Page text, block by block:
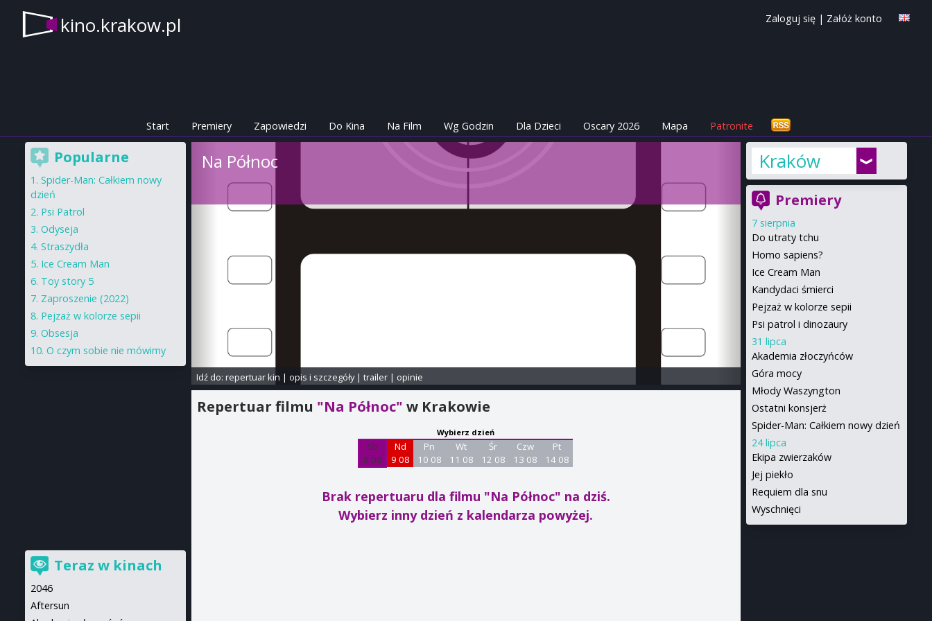
kino.krakow.pl Zaloguj się | Załóż konto
Start Premiery Zapowiedzi Do Kina Na Film Wg Godzin Dla Dzieci Oscary 2026 Mapa Patronite
Na Północ
Idź do: repertuar kin | opis i szczegóły| trailer| opinie
Repertuar filmu "Na Północ"w Krakowie
Wybierz dzień
Sb
8 08
Nd
9 08
Pn
10 08
Wt
11 08
Śr
12 08
Czw
13 08
Pt
14 08
Brak repertuaru dla filmu "Na Północ" na dziś.
Wybierz inny dzień z kalendarza powyżej.
Kraków
Premiery
7 sierpnia
Do utraty tchu
Homo sapiens?
Ice Cream Man
Kandydaci śmierci
Pejzaż w kolorze sepii
Psi patrol i dinozaury
31 lipca
Akademia złoczyńców
Góra mocy
Młody Waszyngton
Ostatni konsjerż
Spider-Man: Całkiem nowy dzień
24 lipca
Ekipa zwierzaków
Jej piekło
Requiem dla snu
Wyschnięci
Popularne
Spider-Man: Całkiem nowy
dzień
Psi Patrol
Odyseja
Straszydła
Ice Cream Man
Toy story 5
Zaproszenie (2022)
Pejzaż w kolorze sepii
Obsesja
O czym sobie nie mówimy
Teraz w kinach
2046
Aftersun